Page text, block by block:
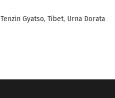
Tenzin Gyatso, Tibet, Urna Dorata